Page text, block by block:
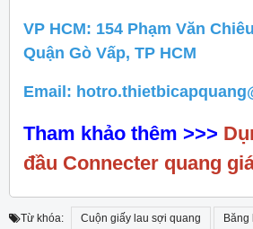
VP HCM: 154 Phạm Văn
Quận Gò Vấp, TP HCM
Email:
Tham khảo thêm >>>
đầu Connecter quang
Từ khóa: Cuộn giấy lau sợi quang Băng